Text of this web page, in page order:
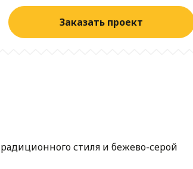
Заказать проект
стиля и бежево-серой